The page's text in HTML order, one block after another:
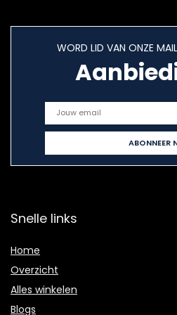
WORD LID VAN ONZE
Snelle links
Home
Overzicht
Alles winkelen
Blogs